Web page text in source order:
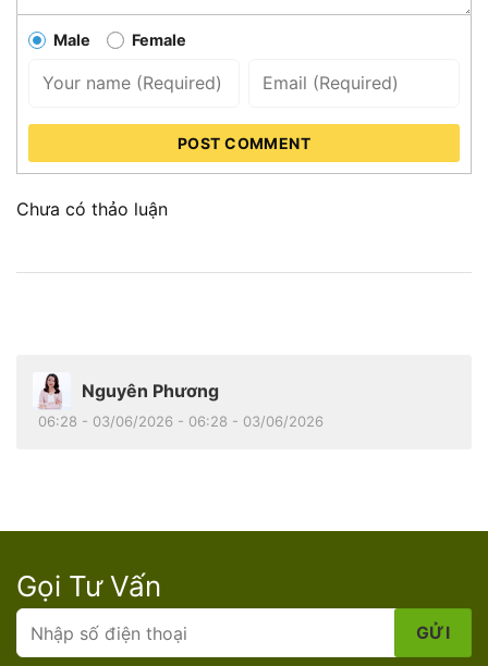
Male Female
POST COMMENT
Chưa có thảo luận
Nguyên Phương
06:28 - 03/06/2026 - 06:28 - 03/06/2026
Gọi Tư Vấn